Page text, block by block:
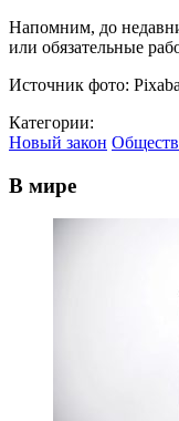
Напомним, до
или обязательные
Источник фото:
Категории:
Новый закон
В мире